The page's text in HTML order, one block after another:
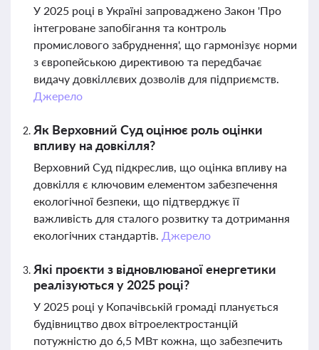
У 2025 році в Україні запроваджено Закон 'Про
інтегроване запобігання та контроль
промислового забруднення', що гармонізує норми
з європейською директивою та передбачає
видачу довкіллєвих дозволів для підприємств.
Джерело
Як Верховний Суд оцінює роль оцінки
впливу на довкілля?
Верховний Суд підкреслив, що оцінка впливу на
довкілля є ключовим елементом забезпечення
екологічної безпеки, що підтверджує її
важливість для сталого розвитку та дотримання
екологічних стандартів. Джерело
Які проєкти з відновлюваної енергетики
реалізуються у 2025 році?
У 2025 році у Копачівській громаді планується
будівництво двох вітроелектростанцій
потужністю до 6,5 МВт кожна, що забезпечить